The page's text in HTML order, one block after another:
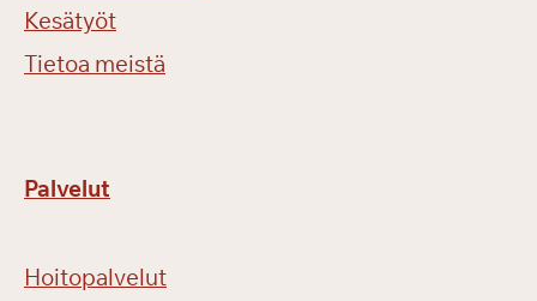
Kesätyöt
Tietoa meistä
Palvelut
Hoitopalvelut